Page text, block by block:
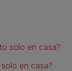
solo en casa?
en casa?